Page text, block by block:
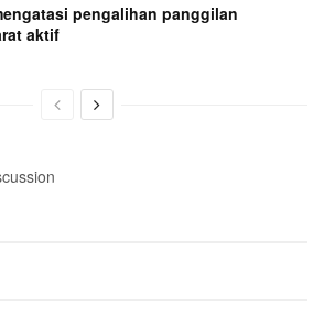
pengalihan panggilan
aktif